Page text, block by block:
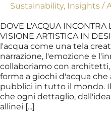
Sustainability, Insights /
DOVE L'ACQUA INCONTRA
VISIONE ARTISTICA IN
l'acqua come una tela
narrazione, l'emozione e
collaboriamo con
forma a giochi d'acqua che
pubblici in tutto il mondo.
che ogni dettaglio,
allinei [...]